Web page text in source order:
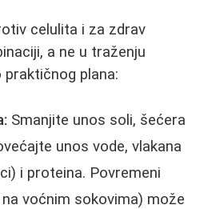
celulita i za zdrav
a ne u traženju
plana:
Smanjite unos soli, šećera
unos vode, vlakana
i proteina. Povremeni
voćnim sokovima) može